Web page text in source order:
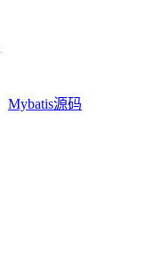
Mybatis源码